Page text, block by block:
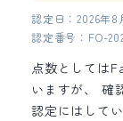
認定日：2026年8
認定番号：FO-
点数としては
いますが、 確
認定にはして